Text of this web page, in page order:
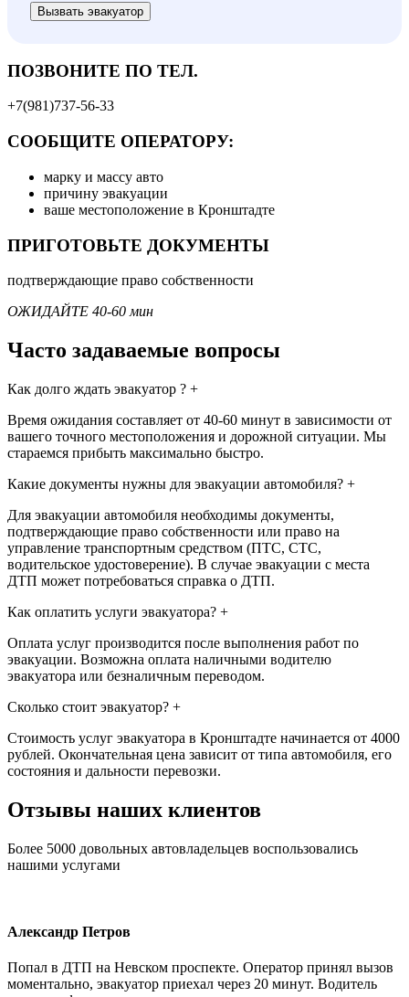
Вызвать эвакуатор
ПОЗВОНИТЕ ПО ТЕЛ.
+7(981)737-56-33
СООБЩИТЕ ОПЕРАТОРУ:
марку и массу авто
причину эвакуации
ваше местоположение в Кронштадте
ПРИГОТОВЬТЕ ДОКУМЕНТЫ
подтверждающие право собственности
ОЖИДАЙТЕ 40-60 мин
Часто задаваемые вопросы
Как долго ждать эвакуатор ? +
Время ожидания составляет от 40-60 минут в зависимости от
вашего точного местоположения и дорожной ситуации. Мы
стараемся прибыть максимально быстро.
Какие документы нужны для эвакуации автомобиля? +
Для эвакуации автомобиля необходимы документы,
подтверждающие право собственности или право на
управление транспортным средством (ПТС, СТС,
водительское удостоверение). В случае эвакуации с места
ДТП может потребоваться справка о ДТП.
Как оплатить услуги эвакуатора? +
Оплата услуг производится после выполнения работ по
эвакуации. Возможна оплата наличными водителю
эвакуатора или безналичным переводом.
Сколько стоит эвакуатор? +
Стоимость услуг эвакуатора в Кронштадте начинается от 4000
рублей. Окончательная цена зависит от типа автомобиля, его
состояния и дальности перевозки.
Отзывы наших клиентов
Более 5000 довольных автовладельцев воспользовались
нашими услугами
Александр Петров
Попал в ДТП на Невском проспекте. Оператор принял вызов
моментально, эвакуатор приехал через 20 минут. Водитель